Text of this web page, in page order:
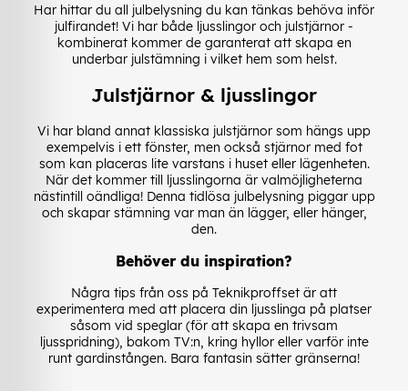
Har hittar du all julbelysning du kan tänkas behöva inför
julfirandet! Vi har både ljusslingor och julstjärnor -
kombinerat kommer de garanterat att skapa en
underbar julstämning i vilket hem som helst.
Julstjärnor & ljusslingor
Vi har bland annat klassiska julstjärnor som hängs upp
exempelvis i ett fönster, men också stjärnor med fot
som kan placeras lite varstans i huset eller lägenheten.
När det kommer till ljusslingorna är valmöjligheterna
nästintill oändliga! Denna tidlösa julbelysning piggar upp
och skapar stämning var man än lägger, eller hänger,
den.
Behöver du inspiration?
Några tips från oss på Teknikproffset är att
experimentera med att placera din ljusslinga på platser
såsom vid speglar (för att skapa en trivsam
ljusspridning), bakom TV:n, kring hyllor eller varför inte
runt gardinstången. Bara fantasin sätter gränserna!